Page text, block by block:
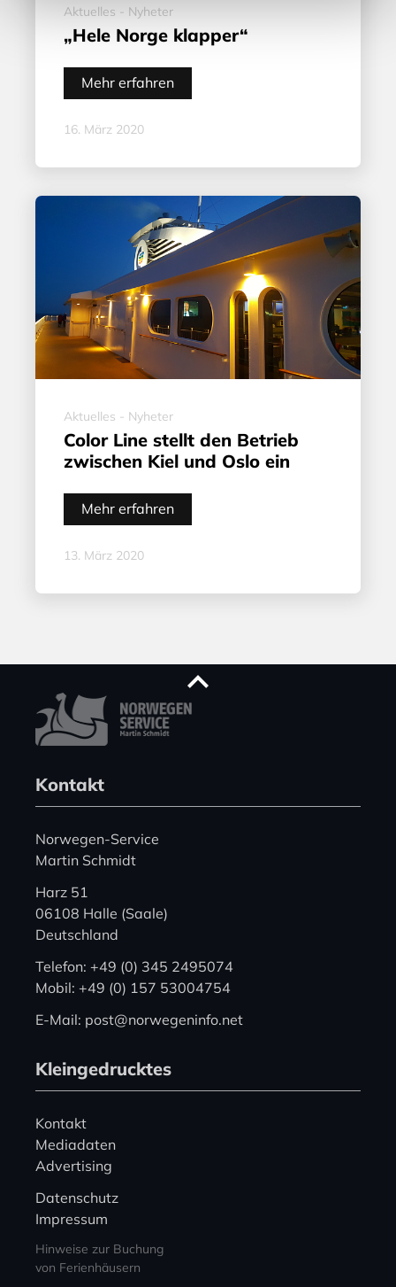
Aktuelles - Nyheter
„Hele Norge klapper“
Mehr erfahren
16. März 2020
Aktuelles - Nyheter
Color Line stellt den Betrieb
zwischen Kiel und Oslo ein
Mehr erfahren
13. März 2020
Kontakt
Norwegen-Service
Martin Schmidt
Harz 51
06108 Halle (Saale)
Deutschland
Telefon: +49 (0) 345 2495074
Mobil: +49 (0) 157 53004754
E-Mail: post@norwegeninfo.net
Kleingedrucktes
Kontakt
Mediadaten
Advertising
Datenschutz
Impressum
Hinweise zur Buchung
von Ferienhäusern